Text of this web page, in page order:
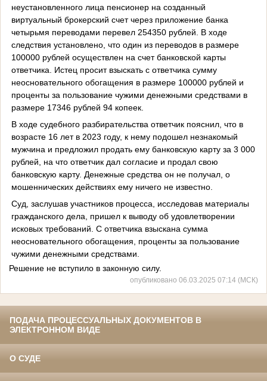
неустановленного лица пенсионер на созданный
виртуальный брокерский счет через приложение банка
четырьмя переводами перевел 254350 рублей. В ходе
следствия установлено, что один из переводов в размере
100000 рублей осуществлен на счет банковской карты
ответчика. Истец просит взыскать с ответчика сумму
неосновательного обогащения в размере 100000 рублей и
проценты за пользование чужими денежными средствами в
размере 17346 рублей 94 копеек.
В ходе судебного разбирательства ответчик пояснил, что в
возрасте 16 лет в 2023 году, к нему подошел незнакомый
мужчина и предложил продать ему банковскую карту за 3 000
рублей, на что ответчик дал согласие и продал свою
банковскую карту. Денежные средства он не получал, о
мошеннических действиях ему ничего не известно.
Суд, заслушав участников процесса, исследовав материалы
гражданского дела, пришел к выводу об удовлетворении
исковых требований. С ответчика взыскана сумма
неосновательного обогащения, проценты за пользование
чужими денежными средствами.
Решение не вступило в законную силу.
опубликовано 06.03.2025 07:14 (МСК)
ПОДАЧА ПРОЦЕССУАЛЬНЫХ ДОКУМЕНТОВ В
ЭЛЕКТРОННОМ ВИДЕ
О СУДЕ